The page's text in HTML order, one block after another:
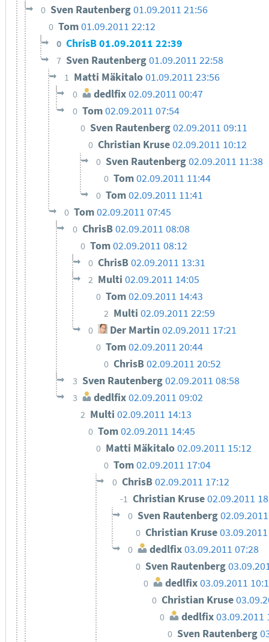
0 Sven Rautenberg01.09.2011 21:56
0 Tom01.09.2011 22:12
0 ChrisB01.09.2011 22:39
7 Sven Rautenberg01.09.2011 22:58
1 Matti Mäkitalo01.09.2011 23:56
0 dedlfix02.09.2011 00:47
0 Tom02.09.2011 07:54
0 Sven Rautenberg02.09.2011 09:11
0 Christian Kruse02.09.2011 10:12
0 Sven Rautenberg02.09.2011 11:38
0 Tom02.09.2011 11:44
0 Tom02.09.2011 11:41
0 Tom02.09.2011 07:45
0 ChrisB02.09.2011 08:08
0 Tom02.09.2011 08:12
0 ChrisB02.09.2011 13:31
2 Multi 02.09.2011 14:05
0 Tom02.09.2011 14:43
2 Multi02.09.2011 22:59
0 Der Martin02.09.2011 17:21
0 Tom02.09.2011 20:44
0 ChrisB02.09.2011 20:52
3 Sven Rautenberg02.09.2011 08:58
3 dedlfix02.09.2011 09:02
2 Multi 02.09.2011 14:13
0 Tom02.09.2011 14:45
0 Matti Mäkitalo02.09.2011 15:12
0 Tom02.09.2011 17:04
0 ChrisB02.09.2011 17:12
-1 Christian Kruse02.09.2011
0 Sven Rautenberg
0 Christian Kruse
0 dedlfix03.09.2011 07:28
0 Sven Rautenberg
0 dedlfix03.09.2011
0 Christian Kruse
0 dedlfix 03.09.2011
0 Sven Rautenberg